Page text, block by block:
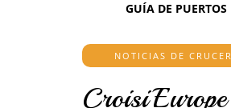
GUÍA DE PUERTOS
NOTICIAS DE